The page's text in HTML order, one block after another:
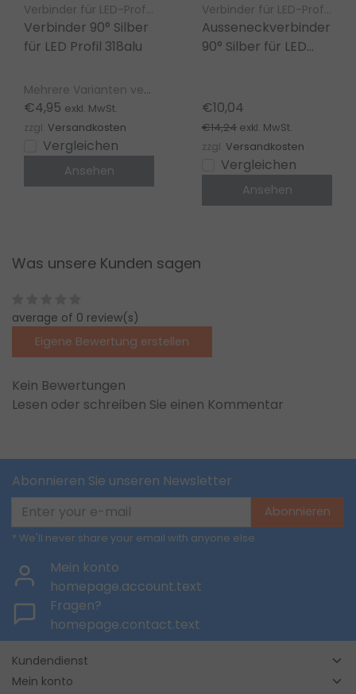
Verbinder für LED-Profile – LED gigant
Verbinder 90° Silber
für LED Profil 318alu
Mehrere Varianten verfügbar
€4,95 exkl. MwSt.
zzgl. Versandkosten
Vergleichen
Ansehen
Verbinder für LED-Profile – LED gigant
Ausseneckverbinder
90° Silber für LED
€10,04
€14,24 exkl. MwSt.
zzgl. Versandkosten
Vergleichen
Ansehen
Was unsere Kunden sagen
average of 0 review(s)
Eigene Bewertung erstellen
Kein Bewertungen
Lesen oder schreiben Sie einen Kommentar
Abonnieren Sie unseren Newsletter
Abonnieren
* We'll never share your email with anyone else.
Mein konto
homepage.account.text
Fragen?
homepage.contact.text
Kundendienst
Mein konto